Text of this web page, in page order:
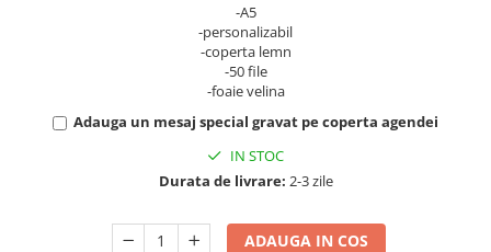
Printare poze
Articole pentru copii
-A5
-personalizabil
-coperta lemn
-50 file
-foaie velina
Adauga un mesaj special gravat pe coperta agendei
IN STOC
Durata de livrare: 2-3 zile
ADAUGA IN COS